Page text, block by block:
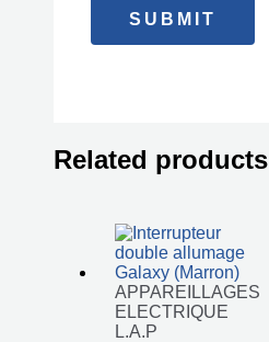
Related products
APPAREILLAGES
ELECTRIQUE
L.A.P